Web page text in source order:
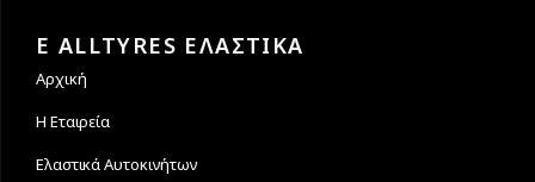
E ALLTYRES ΕΛΑΣΤΙΚΑ
Αρχική
Η Εταιρεία
Ελαστικά Αυτοκινήτων